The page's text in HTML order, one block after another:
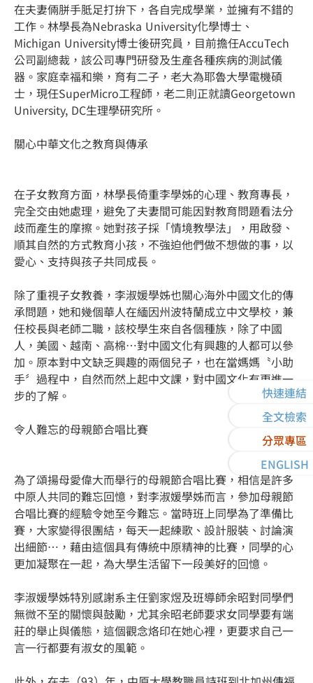
快速連結
全文檢索
分眾專區
ENGLISH
在夫妻倆胼手胝足打拚下，各自完成學業，並擁有不錯的
工作。林學長為Nebraska University化學博士、
Michigan University博士後研究員，目前擔任AccuTech
公司副總裁，該公司專門研發及生產各種疾病的測試儀
器。家庭幸福和樂，育有二子，老大為耶魯大學電機碩
士，現任SuperMicro工程師，老二則正就讀Georgetown
University, DC生理學研究所。
關心中華文化之教育與傳承
在子女教育方面，林學長倚重李學姊的心理、教育專長，
完全交由她處理，避免了夫妻間可能因對教育問題看法分
歧而產生的摩擦。她對孩子採「情境教學法」，用啟發、
順其自然的方式教育小孩，不強迫他們做不想做的事，以
愛心、支持與孩子共同成長。
除了重視子女教養，李淑媛學姊也關心海外中國文化的傳
承問題，她和幾個華人在緬因州波特蘭成立中文學校，兼
任校長與老師二職，該校學生來自各個種族，除了中國
人，美國、越南、高棉…對中國文化有興趣的人都可以參
加。原本對中文缺乏興趣的兩個兒子，也在當媽媽〝小助
手〞過程中，自然而然上起中文課，對中國文化有更進一
步的了解。
令人難忘的母親節合唱比賽
為了頌揚母愛偉大而舉行的母親節合唱比賽，相信是許多
中原人共同的難忘回憶，對李淑媛學姊而言，參加母親節
合唱比賽的經驗令她至今難忘。當時班上同學為了準備比
賽，大家變得很團結，每天一起練歌、設計服裝、討論演
出細節…，藉由這個具有傳統中原精神的比賽，同學的心
更加凝聚在一起，為大學生活留下一段美好的回憶。
李淑媛學姊特別感謝系主任劉家煜及班導師余昭對同學們
無微不至的關懷與鼓勵，尤其余昭老師要求女同學要有端
莊的舉止與儀態，這個觀念烙印在她心裡，更要求自己一
言一行都要有淑女的風範。